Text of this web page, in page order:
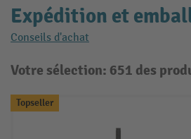
Expédition et
Conseils d'achat
Votre sélection: 651 des
Topseller